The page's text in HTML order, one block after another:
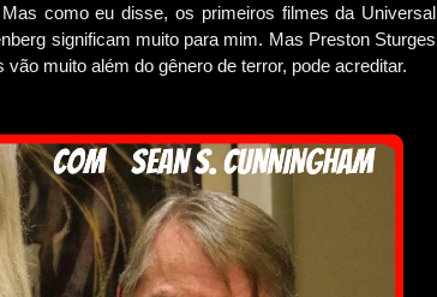
como eu disse, os primeiros filmes da Universal
significam muito para mim. Mas Preston Sturges
muito além do gênero de terror, pode acreditar.